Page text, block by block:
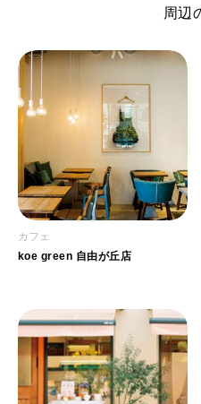
周辺
カフェ
koe green 自由が丘店